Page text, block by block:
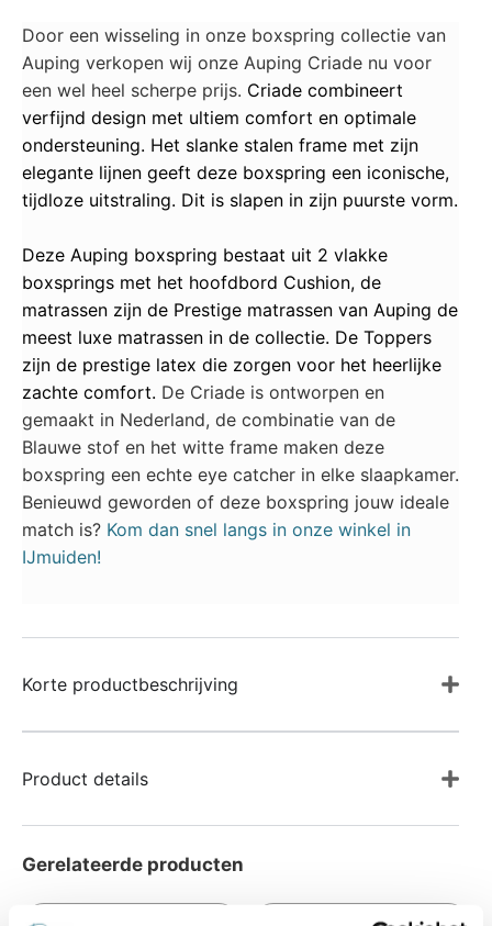
Door een wisseling in onze boxspring collectie van
Auping verkopen wij onze Auping Criade nu voor
een wel heel scherpe prijs. Criade combineert
verfijnd design met ultiem comfort en optimale
ondersteuning. Het slanke stalen frame met zijn
elegante lijnen geeft deze boxspring een iconische,
tijdloze uitstraling. Dit is slapen in zijn puurste vorm.
Deze Auping boxspring bestaat uit 2 vlakke
boxsprings met het hoofdbord Cushion, de
matrassen zijn de Prestige matrassen van Auping de
meest luxe matrassen in de collectie. De Toppers
zijn de prestige latex die zorgen voor het heerlijke
zachte comfort. De Criade is ontworpen en
gemaakt in Nederland, de combinatie van de
Blauwe stof en het witte frame maken deze
boxspring een echte eye catcher in elke slaapkamer.
Benieuwd geworden of deze boxspring jouw ideale
match is? Kom dan snel langs in onze winkel in
IJmuiden!
Korte productbeschrijving
Product details
Gerelateerde producten